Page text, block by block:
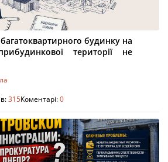
будинку на
території не
315Коментарі:0